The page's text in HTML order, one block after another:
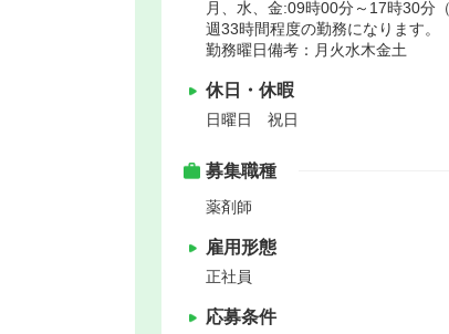
月、水、金:09時00分～17時30分
週33時間程度の勤務になります。
勤務曜日備考：月火水木金土
休日・休暇
日曜日 祝日
募集職種
薬剤師
雇用形態
正社員
応募条件